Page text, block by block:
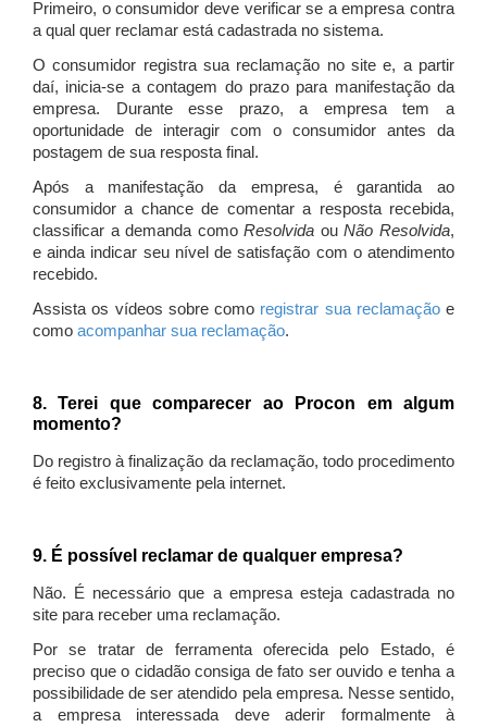
Primeiro, o consumidor deve verificar se a empresa contra
a qual quer reclamar está cadastrada no sistema.
O consumidor registra sua reclamação no site e, a partir
daí, inicia-se a contagem do prazo para manifestação da
empresa. Durante esse prazo, a empresa tem a
oportunidade de interagir com o consumidor antes da
postagem de sua resposta final.
Após a manifestação da empresa, é garantida ao
consumidor a chance de comentar a resposta recebida,
classificar a demanda comoResolvida ouNão Resolvida,
e ainda indicar seu nível de satisfação com o atendimento
recebido.
Assista os vídeos sobre como registrar sua reclamaçãoe
como acompanhar sua reclamação.
8. Terei que comparecer ao Procon em algum
momento?
Do registro à finalização da reclamação, todo procedimento
é feito exclusivamente pela internet.
9. É possível reclamar de qualquer empresa?
Não. É necessário que a empresa esteja cadastrada no
site para receber uma reclamação.
Por se tratar de ferramenta oferecida pelo Estado, é
preciso que o cidadão consiga de fato ser ouvido e tenha a
possibilidade de ser atendido pela empresa. Nesse sentido,
a empresa interessada deve aderir formalmente à